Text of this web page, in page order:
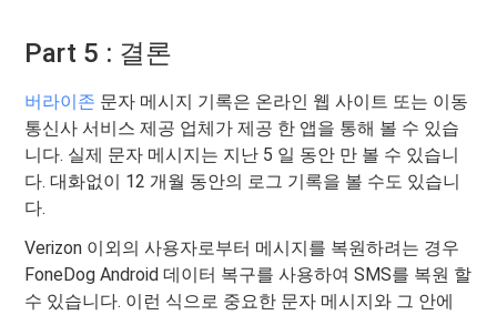
Part 5 : 결론
버라이존 문자 메시지 기록은 온라인 웹 사이트 또는 이동
통신사 서비스 제공 업체가 제공 한 앱을 통해 볼 수 있습
니다. 실제 문자 메시지는 지난 5 일 동안 만 볼 수 있습니
다. 대화없이 12 개월 동안의 로그 기록을 볼 수도 있습니
다.
Verizon 이외의 사용자로부터 메시지를 복원하려는 경우
FoneDog Android 데이터 복구를 사용하여 SMS를 복원 할
수 있습니다. 이런 식으로 중요한 문자 메시지와 그 안에